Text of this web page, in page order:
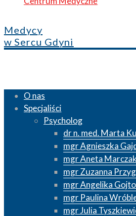
Medycy
w Sercu Gdyni
O nas
Specjaliści
Psycholog
dr n. med. Marta
mgr Agnieszka
mgr Aneta Marczak
mgr Zuzanna
mgr Angelika
mgr Paulina
mgr Julia